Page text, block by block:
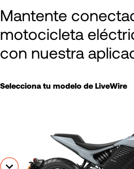
Mantente
motocicleta
con nuestra
Selecciona tu modelo de LiveWire